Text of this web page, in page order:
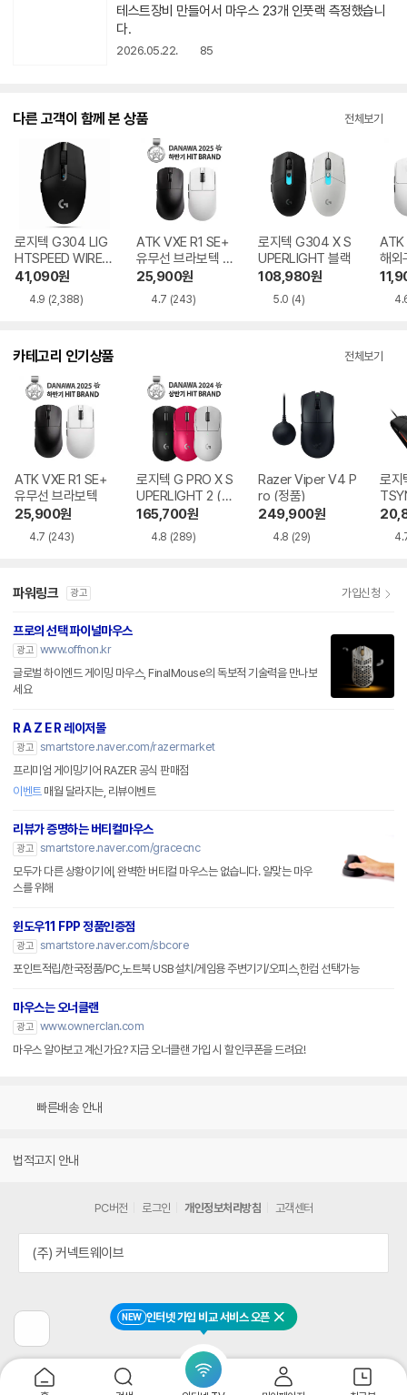
NEW 인터넷 가입 비교 서비스 오픈 닫기
테스트장비 만들어서 마우스 23개 인풋랙 측정했습니
다.
2026.05.22. 85
다른 고객이 함께 본 상품 전체보기
로지텍 G304 LIG
HTSPEED WIREL
ESS (정품) 블랙
41,090원
4.9 (2,388)
ATK VXE R1 SE+
유무선 브라보텍 블
랙
25,900원
4.7 (243)
로지텍 G304 X S
UPERLIGHT 블랙
108,980원
5.0 (4)
ATK
해외
카테고리 인기상품 전체보기
ATK VXE R1 SE+
유무선 브라보텍
25,900원
4.7 (243)
로지텍 G PRO X S
UPERLIGHT 2 (정
품)
165,700원
4.8 (289)
Razer Viper V4 P
ro (정품)
249,900원
4.8 (29)
로지
파워링크 광고 가입신청
프로의 선택 파이널마우스
광고 www.offnon.kr
글로벌 하이엔드 게이밍 마우스, FinalMouse의 독보적 기술력을 만나보
세요
R A Z E R 레이저몰
광고 smartstore.naver.com/razermarket
프리미엄 게이밍기어 RAZER 공식 판매점
이벤트매월 달라지는, 리뷰이벤트
리뷰가 증명하는 버티컬마우스
광고 smartstore.naver.com/gracecnc
모두가 다른 상황이기에, 완벽한 버티컬 마우스는 없습니다. 알맞는 마우
스를 위해
윈도우11 FPP 정품인증점
광고 smartstore.naver.com/sbcore
포인트적립/한국정품/PC,노트북 USB설치/게임용 주변기기/오피스,한컴 선택가능
마우스는 오너클랜
광고 www.ownerclan.com
마우스 알아보고 계신가요? 지금 오너클랜 가입 시 할인쿠폰을 드려요!
빠른배송 안내
법적고지 안내
전
페
이
지
PC버전 로그인 개인정보처리방침 고객센터
(주) 커넥트웨이브